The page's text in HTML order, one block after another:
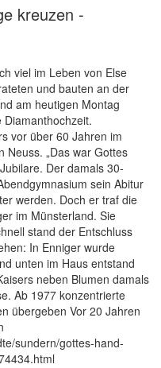
kreuzen -
viel im Leben von Else
und bauten an der
am heutigen Montag
vor über 60 Jahren im
Neuss. „Das war Gottes
Der damals 30-
sein Abitur
werden. Doch er traf die
im Münsterland. Sie
stand der Entschluss
In Enniger wurde
unten im Haus entstand
neben Blumen damals
Ab 1977 konzentrierte
übergeben Vor 20 Jahren
sundern/gottes-hand-